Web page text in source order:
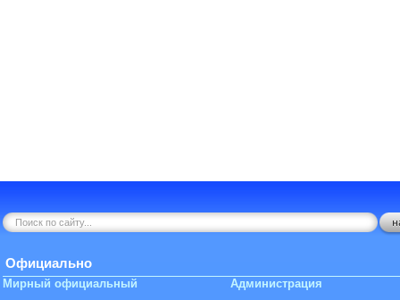
Официально
Мирный официальный Администрация